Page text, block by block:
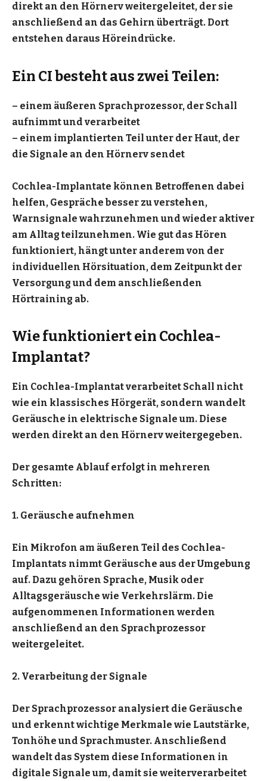
direkt an den Hörnerv weitergeleitet, der sie
anschließend an das Gehirn überträgt. Dort
entstehen daraus Höreindrücke.
Ein CI besteht aus zwei Teilen:
– einem äußeren Sprachprozessor, der Schall
aufnimmt und verarbeitet
– einem implantierten Teil unter der Haut, der
die Signale an den Hörnerv sendet
Cochlea-Implantate können Betroffenen dabei
helfen, Gespräche besser zu verstehen,
Warnsignale wahrzunehmen und wieder aktiver
am Alltag teilzunehmen. Wie gut das Hören
funktioniert, hängt unter anderem von der
individuellen Hörsituation, dem Zeitpunkt der
Versorgung und dem anschließenden
Hörtraining ab.
Wie funktioniert ein Cochlea-
Implantat?
Ein Cochlea-Implantat verarbeitet Schall nicht
wie ein klassisches Hörgerät, sondern wandelt
Geräusche in elektrische Signale um. Diese
werden direkt an den Hörnerv weitergegeben.
Der gesamte Ablauf erfolgt in mehreren
Schritten:
1. Geräusche aufnehmen
Ein Mikrofon am äußeren Teil des Cochlea-
Implantats nimmt Geräusche aus der Umgebung
auf. Dazu gehören Sprache, Musik oder
Alltagsgeräusche wie Verkehrslärm. Die
aufgenommenen Informationen werden
anschließend an den Sprachprozessor
weitergeleitet.
2. Verarbeitung der Signale
Der Sprachprozessor analysiert die Geräusche
und erkennt wichtige Merkmale wie Lautstärke,
Tonhöhe und Sprachmuster. Anschließend
wandelt das System diese Informationen in
digitale Signale um, damit sie weiterverarbeitet